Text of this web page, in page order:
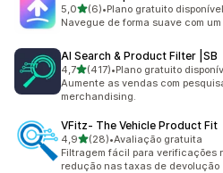
5,0de 5 estrelas
(6)
6 avaliações ao todo
•Plano gratuito disponível
Navegue de forma suave com
AI Search & Product Filter |SB
4,7de 5 estrelas
(417)
417 avaliações ao todo
•Plano gratuito
Aumente as vendas com
merchandising.
VFitz‑ The Vehicle Product Fit
4,9de 5 estrelas
(28)
28 avaliações ao todo
•Avaliação gratuita
Filtragem fácil para verificações
redução nas taxas de devolução